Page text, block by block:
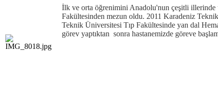
İlk ve orta öğrenimini Anadolu'nun çeşitli illerinde
Fakültesinden mezun oldu. 2011 Karadeniz
Teknik Üniversitesi Tıp Fakültesinde yan dal
görev yaptıktan sonra hastanemizde göreve